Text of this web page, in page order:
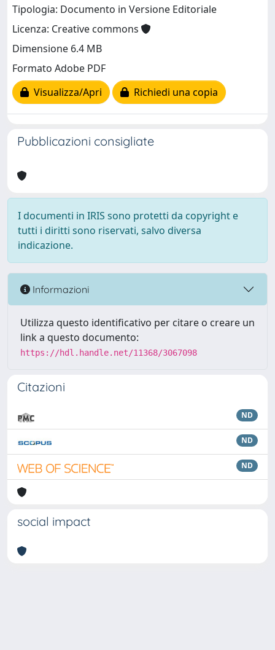
Tipologia: Documento in Versione Editoriale
Licenza: Creative commons
Dimensione 6.4 MB
Formato Adobe PDF
Visualizza/Apri
Richiedi una copia
Pubblicazioni consigliate
I documenti in IRIS sono protetti da copyright e
tutti i diritti sono riservati, salvo diversa
indicazione.
Informazioni
Utilizza questo identificativo per citare o creare un
link a questo documento:
https://hdl.handle.net/11368/3067098
Citazioni
ND
ND
ND
social impact